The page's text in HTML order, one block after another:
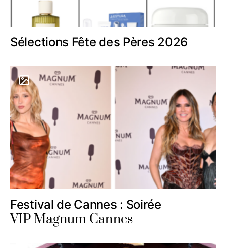
Sélections Fête des Pères 2026
Festival de Cannes : Soirée
VIP Magnum Cannes